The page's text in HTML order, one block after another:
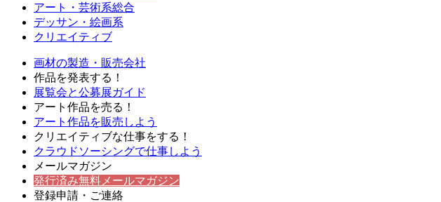
アート・芸術系総合
デッサン・絵画系
クリエイティブ
画材の製造・販売会社
作品を発表する！
展覧会と公募展ガイド
アート作品を売る！
アート作品を販売しよう
クリエイティブな仕事をする！
クラウドソーシングで仕事しよう
メールマガジン
発行済み無料メールマガジン
登録申請・ご連絡